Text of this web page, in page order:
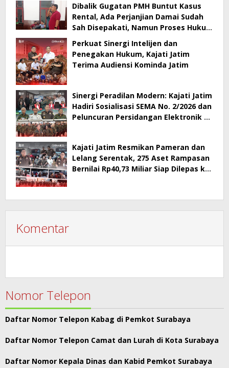
Dibalik Gugatan PMH Buntut Kasus
Rental, Ada Perjanjian Damai Sudah
Sah Disepakati, Namun Proses Hukum
Berlanjut
Perkuat Sinergi Intelijen dan
Penegakan Hukum, Kajati Jatim
Terima Audiensi Kominda Jatim
Sinergi Peradilan Modern: Kajati Jatim
Hadiri Sosialisasi SEMA No. 2/2026 dan
Peluncuran Persidangan Elektronik di
Kajati Jatim Resmikan Pameran dan
Lelang Serentak, 275 Aset Rampasan
Bernilai Rp40,73 Miliar Siap Dilepas ke
Komentar
Nomor Telepon
Daftar Nomor Telepon Kabag di Pemkot Surabaya
Daftar Nomor Telepon Camat dan Lurah di Kota Surabaya
Daftar Nomor Kepala Dinas dan Kabid Pemkot Surabaya